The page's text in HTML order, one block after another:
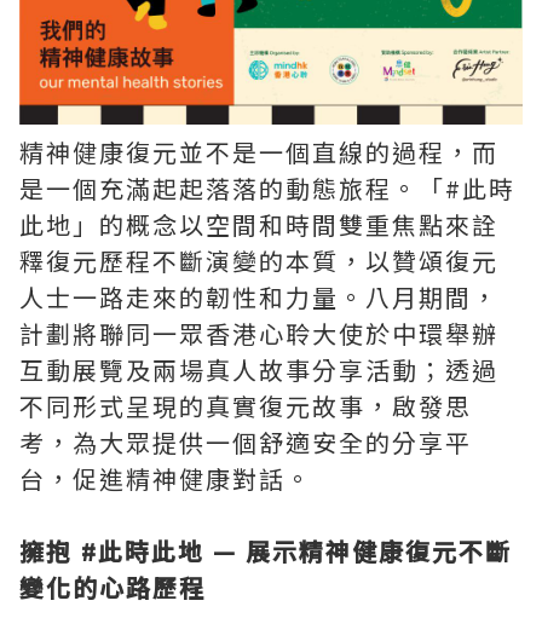
精神健康復元並不是一個直線的過程，而
是一個充滿起起落落的動態旅程。「#此時
此地」的概念以空間和時間雙重焦點來詮
釋復元歷程不斷演變的本質，以贊頌復元
人士一路走來的韌性和力量。八月期間，
計劃將聯同一眾香港心聆大使於中環舉辦
互動展覽及兩場真人故事分享活動；透過
不同形式呈現的真實復元故事，啟發思
考，為大眾提供一個舒適安全的分享平
台，促進精神健康對話。
擁抱 #此時此地 — 展示精神健康復元不斷
變化的心路歷程